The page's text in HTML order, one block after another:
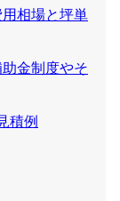
相場と坪単
金制度やそ
積例